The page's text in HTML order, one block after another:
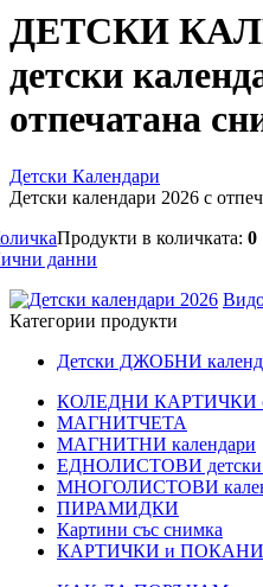
ДЕТСКИ
детски
отпечатана
Детски Календари
Детски календари 2026 с
Продукти в количката: 0
данни
Категории продукти
Детски ДЖОБНИ
КОЛЕДНИ КАРТИЧКИ
МАГНИТЧЕТА
МАГНИТНИ календари
ЕДНОЛИСТОВИ детски
МНОГОЛИСТОВИ
ПИРАМИДКИ
Картини със снимка
КАРТИЧКИ и ПОКАНИ